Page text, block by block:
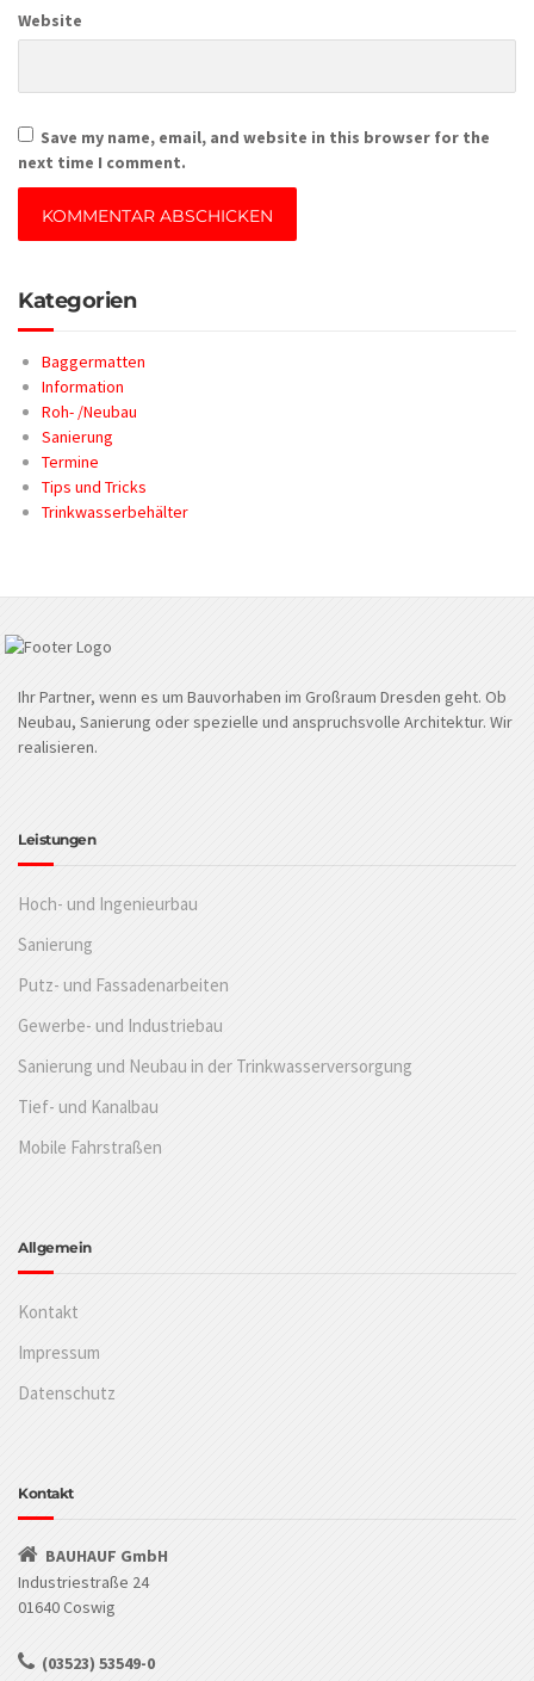
Website
Save my name, email, and website in this browser for the
next time I comment.
Kategorien
Baggermatten
Information
Roh- /Neubau
Sanierung
Termine
Tips und Tricks
Trinkwasserbehälter
Ihr Partner, wenn es um Bauvorhaben im Großraum Dresden geht. Ob
Neubau, Sanierung oder spezielle und anspruchsvolle Architektur. Wir
realisieren.
Leistungen
Hoch- und Ingenieurbau
Sanierung
Putz- und Fassadenarbeiten
Gewerbe- und Industriebau
Sanierung und Neubau in der Trinkwasserversorgung
Tief- und Kanalbau
Mobile Fahrstraßen
Allgemein
Kontakt
Impressum
Datenschutz
Kontakt
BAUHAUF GmbH
Industriestraße 24
01640 Coswig
(03523) 53549-0